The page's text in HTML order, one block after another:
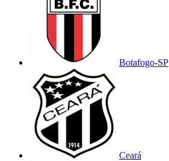
Botafogo-SP
Ceará